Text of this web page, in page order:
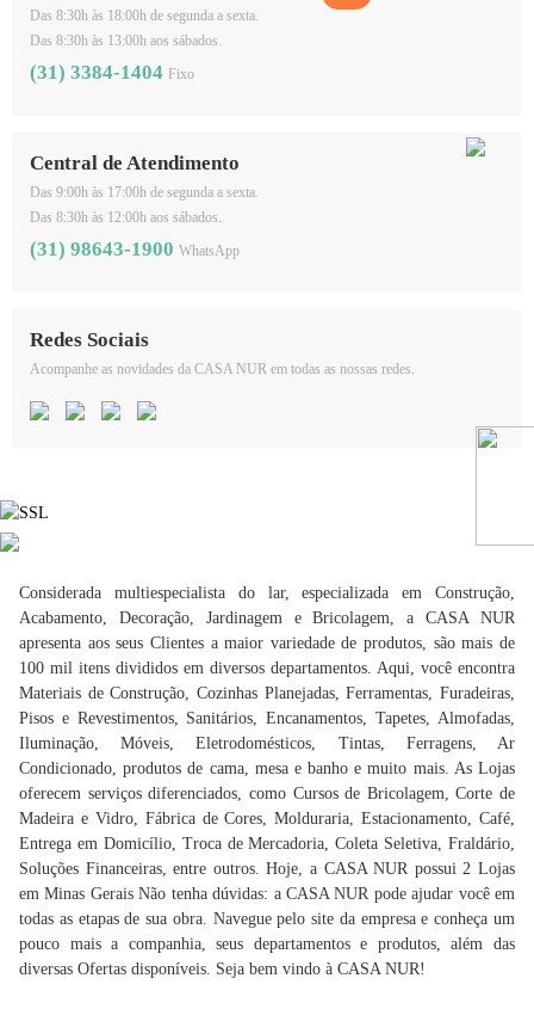
Das 8:30h às 18:00h de segunda a sexta.
Das 8:30h às 13:00h aos sábados.
(31) 3384-1404 Fixo
Central de Atendimento
Das 9:00h às 17:00h de segunda a sexta.
Das 8:30h às 12:00h aos sábados.
(31) 98643-1900 WhatsApp
Redes Sociais
Acompanhe as novidades da CASA NUR em todas as nossas redes.
Considerada multiespecialista do lar, especializada em Construção,
Acabamento, Decoração, Jardinagem e Bricolagem, a CASA NUR
apresenta aos seus Clientes a maior variedade de produtos, são mais de
100 mil itens divididos em diversos departamentos. Aqui, você encontra
Materiais de Construção, Cozinhas Planejadas, Ferramentas, Furadeiras,
Pisos e Revestimentos, Sanitários, Encanamentos, Tapetes, Almofadas,
Iluminação, Móveis, Eletrodomésticos, Tintas, Ferragens, Ar
Condicionado, produtos de cama, mesa e banho e muito mais. As Lojas
oferecem serviços diferenciados, como Cursos de Bricolagem, Corte de
Madeira e Vidro, Fábrica de Cores, Molduraria, Estacionamento, Café,
Entrega em Domicílio, Troca de Mercadoria, Coleta Seletiva, Fraldário,
Soluções Financeiras, entre outros. Hoje, a CASA NUR possui 2 Lojas
em Minas Gerais Não tenha dúvidas: a CASA NUR pode ajudar você em
todas as etapas de sua obra. Navegue pelo site da empresa e conheça um
pouco mais a companhia, seus departamentos e produtos, além das
diversas Ofertas disponíveis. Seja bem vindo à CASA NUR!